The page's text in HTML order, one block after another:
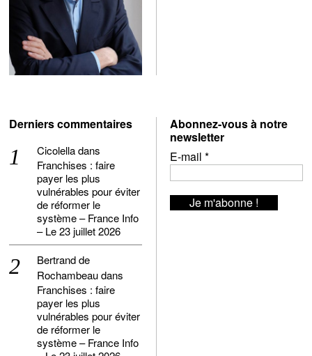
Derniers commentaires
Cicolelladans
Franchises : faire
payer les plus
vulnérables pour éviter
de réformer le
système – France Info
– Le 23 juillet 2026
Bertrand de
Rochambeaudans
Franchises : faire
payer les plus
vulnérables pour éviter
de réformer le
système – France Info
Abonnez-vous à notre
newsletter
E-mail *